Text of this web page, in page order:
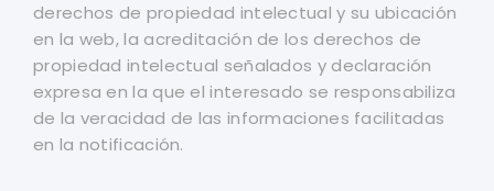
derechos de propiedad intelectual y su ubicación
en la web, la acreditación de los derechos de
propiedad intelectual señalados y declaración
expresa en la que el interesado se responsabiliza
de la veracidad de las informaciones facilitadas
en la notificación.